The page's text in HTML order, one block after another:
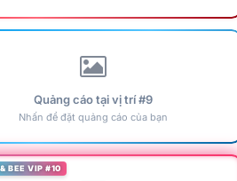
Quảng cáo tại vị trí #9
Nhấn để đặt quảng cáo của bạn
BEE VIP #10